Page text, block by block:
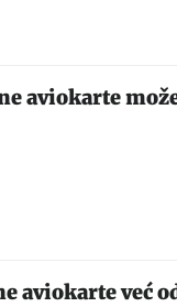
aviokarte
aviokarte već